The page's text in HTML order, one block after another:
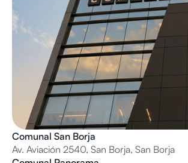
Comunal San Borja
Av. Aviación 2540, San Borja, San Borja